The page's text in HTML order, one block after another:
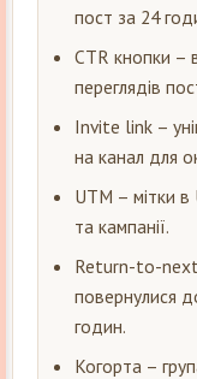
пост за 24
CTR кнопки –
переглядів
Invite link –
на канал для
UTM – мітки в
та кампанії.
Return-to-
повернулися
годин.
Когорта –